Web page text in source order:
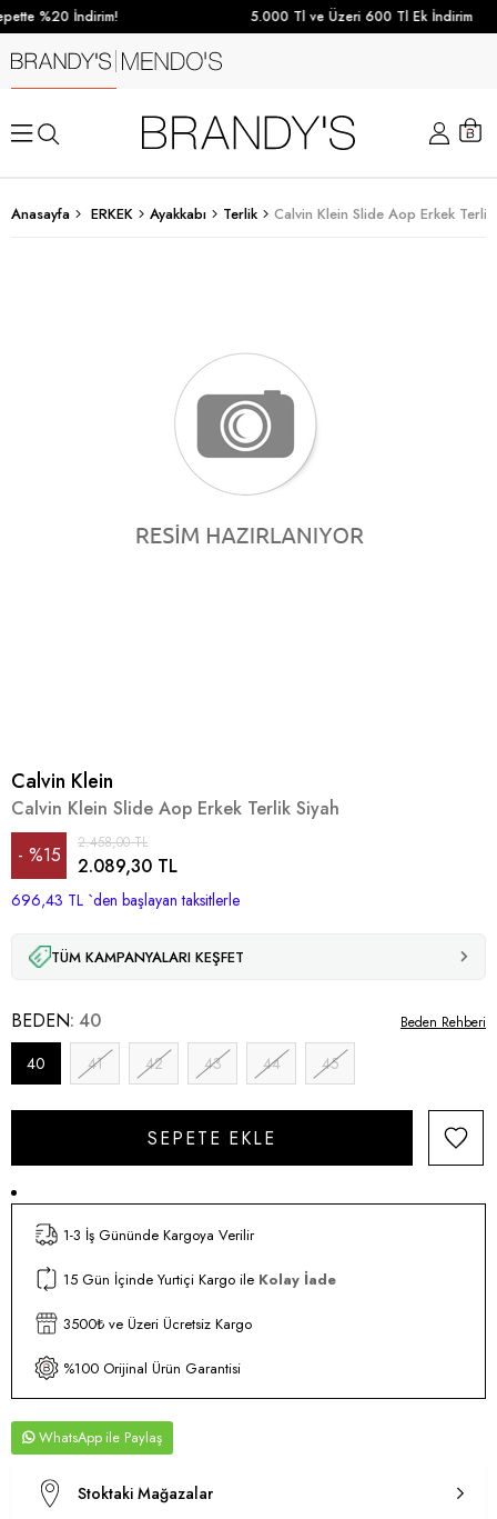
%20 İndirim! 5.000 Tl ve Üzeri 600 Tl Ek İndirim
Anasayfa ERKEK Ayakkabı Terlik Calvin Klein Slide Aop Erkek Terlik
Calvin Klein
Calvin Klein Slide Aop Erkek Terlik Siyah
%15
İndirim
2.458,00 TL
2.089,30 TL
696,43 TL `den başlayan taksitlerle
TÜM KAMPANYALARI KEŞFET
BEDEN 40
40 41 42 43 44 45
Beden Rehberi
1-3 İş Gününde Kargoya Verilir
15 Gün İçinde Yurtiçi Kargo ile Kolay İade
3500₺ ve Üzeri Ücretsiz Kargo
%100 Orijinal Ürün Garantisi
WhatsApp
Stoktaki Mağazalar